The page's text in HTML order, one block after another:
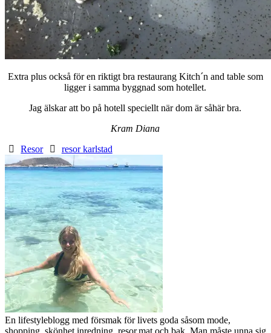
Extra plus också för en riktigt bra restaurang Kitch´n and table som
ligger i samma byggnad som hotellet.
Jag älskar att bo på hotell speciellt när dom är såhär bra.
Kram Diana
Resor
resor karlstad
En lifestyleblogg med försmak för livets goda såsom mode,